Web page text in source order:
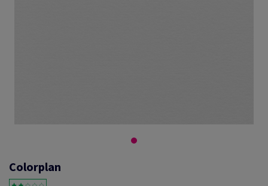
Colorplan